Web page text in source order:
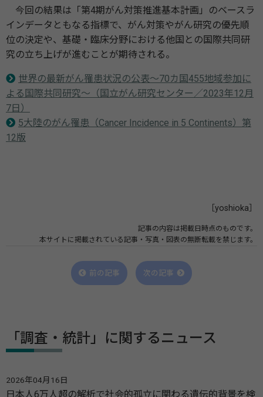
今回の結果は「第4期がん対策推進基本計画」のベースラ
インデータともなる指標で、がん対策やがん研究の優先順
位の決定や、基礎・臨床分野における他国との国際共同研
究の立ち上げが進むことが期待される。
世界の最新がん罹患状況の公表～70カ国455地域参加に
よる国際共同研究～（国立がん研究センター／2023年12月
7日）
5大陸のがん罹患（Cancer Incidence in 5 Continents）第
12版
［yoshioka］
記事の内容は掲載日時点のものです。
本サイトに掲載されている記事・写真・図表の無断転載を禁じます。
前の記事 次の記事
「調査・統計」に関するニュース
2026年04月16日
日本人6万人超の解析で社会的孤立に関わる遺伝的背景を検